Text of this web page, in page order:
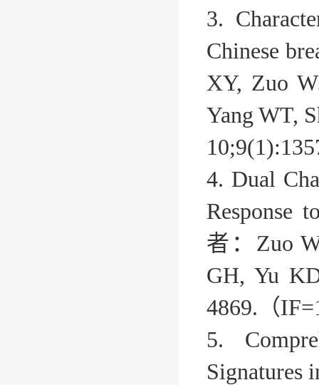
3.
Chinese
XY, Zuo
Yang WT,
4. Dual
Response
者：Zuo
GH, Yu
4869.（
5.
Signatures